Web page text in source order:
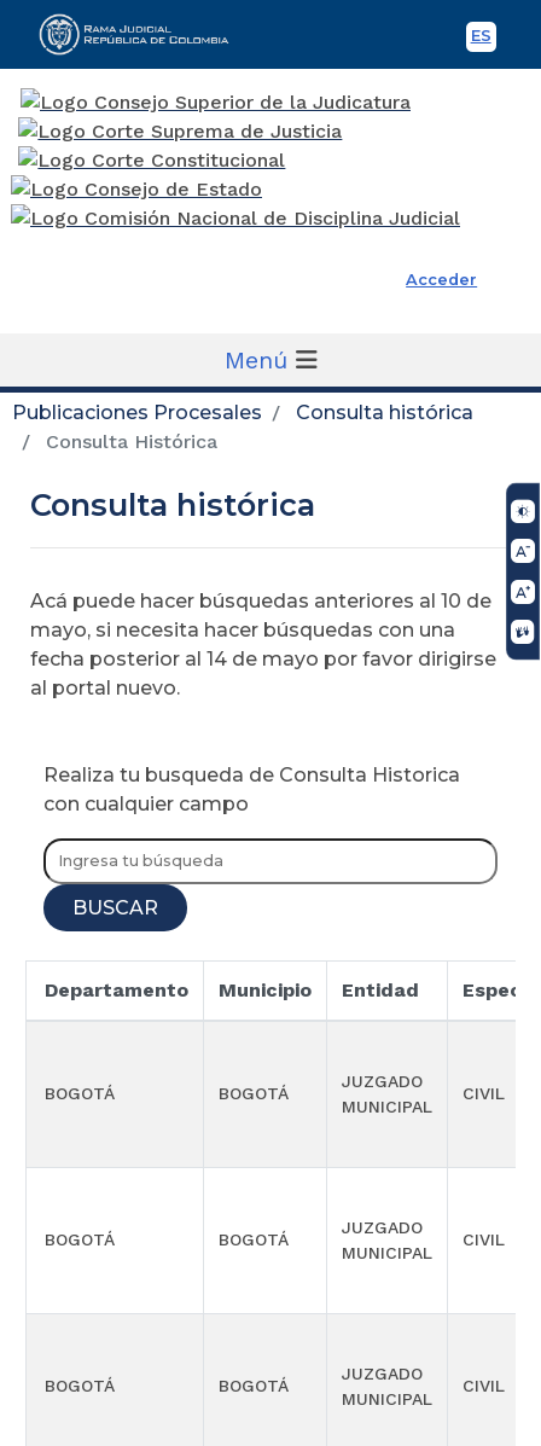
ES
Rama Judicial
Acceder
Menú
Publicaciones Procesales
Consulta histórica
Consulta Histórica
Consulta histórica
Acá puede hacer búsquedas anteriores al 10 de
mayo, si necesita hacer búsquedas con una
fecha posterior al 14 de mayo por favor dirigirse
al portal nuevo.
Realiza tu busqueda de Consulta Historica
con cualquier campo
BUSCAR
Departamento Municipio Entidad
BOGOTÁ BOGOTÁ
JUZGADO
MUNICIPAL
CIVIL
BOGOTÁ BOGOTÁ
JUZGADO
MUNICIPAL
CIVIL
BOGOTÁ BOGOTÁ
JUZGADO
MUNICIPAL
CIVIL